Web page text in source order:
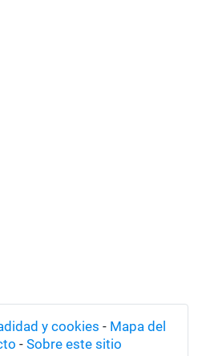
y cookies - Mapa del
- Sobre este sitio